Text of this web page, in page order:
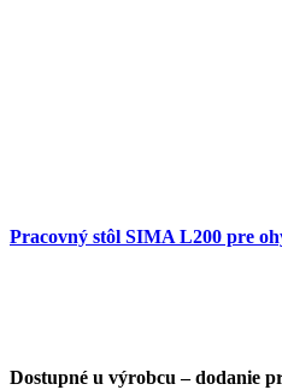
Pracovný stôl SIMA L200 pre
Dostupné u výrobcu – dodanie